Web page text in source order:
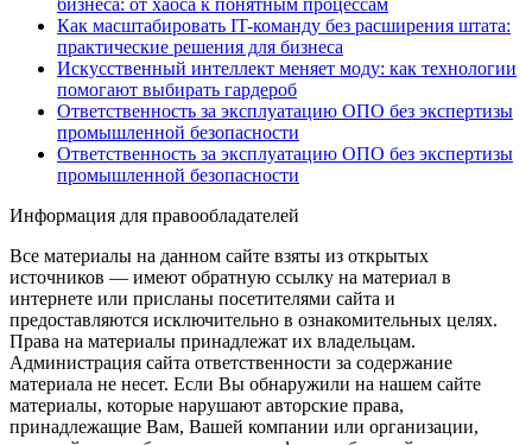
бизнеса: от хаоса к понятным процессам
Как масштабировать IT-команду без расширения штата:
практические решения для бизнеса
Искусственный интеллект меняет моду: как технологии
помогают выбирать гардероб
Ответственность за эксплуатацию ОПО без экспертизы
промышленной безопасности
Ответственность за эксплуатацию ОПО без экспертизы
промышленной безопасности
Информация для правообладателей
Все материалы на данном сайте взяты из открытых
источников — имеют обратную ссылку на материал в
интернете или присланы посетителями сайта и
предоставляются исключительно в ознакомительных целях.
Права на материалы принадлежат их владельцам.
Администрация сайта ответственности за содержание
материала не несет. Если Вы обнаружили на нашем сайте
материалы, которые нарушают авторские права,
принадлежащие Вам, Вашей компании или организации,